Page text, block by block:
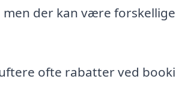
men der kan være
ofte rabatter ved